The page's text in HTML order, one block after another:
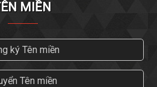
MIỀN
ký Tên miền
Tên miền